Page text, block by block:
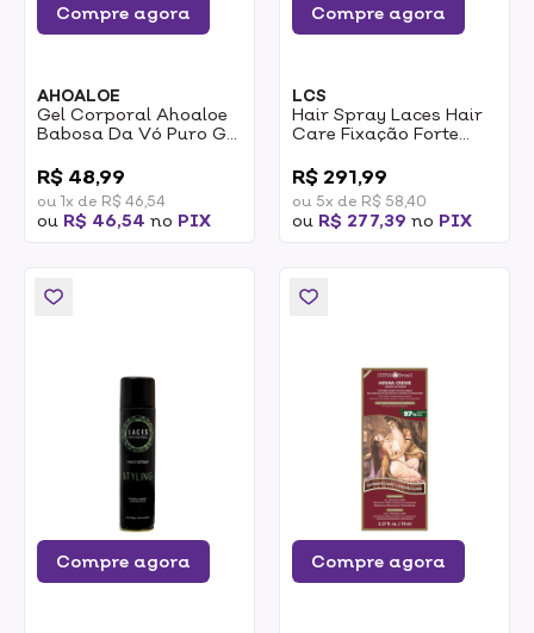
Compre agora
AHOALOE
Gel Corporal Ahoaloe
Babosa Da Vó Puro Gel
115ml
R$ 48,99
ou 1x de R$ 46,54
ou R$ 46,54 no PIX
Compre agora
LCS
Hair Spray Laces Hair
Care Fixação Forte
400ml
R$ 291,99
ou 5x de R$ 58,40
ou R$ 277,39 no PIX
Compre agora Compre agora